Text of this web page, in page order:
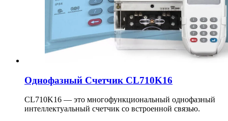
Однофазный Cчетчик CL710K16
CL710K16 — это многофункциональный однофазный
интеллектуальный счетчик со встроенной связью.